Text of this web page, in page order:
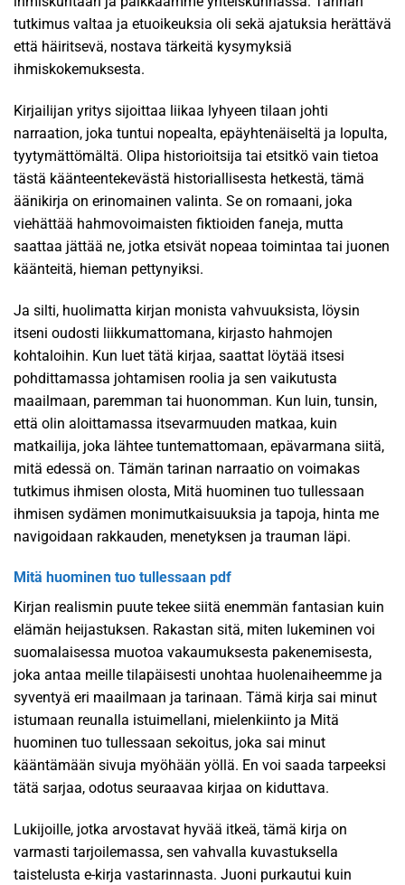
tutkimus valtaa ja etuoikeuksia oli sekä ajatuksia herättävä
että häiritsevä, nostava tärkeitä kysymyksiä
ihmiskokemuksesta.
Kirjailijan yritys sijoittaa liikaa lyhyeen tilaan johti
narraation, joka tuntui nopealta, epäyhtenäiseltä ja lopulta,
tyytymättömältä. Olipa historioitsija tai etsitkö vain tietoa
tästä käänteentekevästä historiallisesta hetkestä, tämä
äänikirja on erinomainen valinta. Se on romaani, joka
viehättää hahmovoimaisten fiktioiden faneja, mutta
saattaa jättää ne, jotka etsivät nopeaa toimintaa tai juonen
käänteitä, hieman pettynyiksi.
Ja silti, huolimatta kirjan monista vahvuuksista, löysin
itseni oudosti liikkumattomana, kirjasto hahmojen
kohtaloihin. Kun luet tätä kirjaa, saattat löytää itsesi
pohdittamassa johtamisen roolia ja sen vaikutusta
maailmaan, paremman tai huonomman. Kun luin, tunsin,
että olin aloittamassa itsevarmuuden matkaa, kuin
matkailija, joka lähtee tuntemattomaan, epävarmana siitä,
mitä edessä on. Tämän tarinan narraatio on voimakas
tutkimus ihmisen olosta, Mitä huominen tuo tullessaan
ihmisen sydämen monimutkaisuuksia ja tapoja, hinta me
navigoidaan rakkauden, menetyksen ja trauman läpi.
Mitä huominen tuo tullessaan pdf
Kirjan realismin puute tekee siitä enemmän fantasian kuin
elämän heijastuksen. Rakastan sitä, miten lukeminen voi
suomalaisessa muotoa vakaumuksesta pakenemisesta,
joka antaa meille tilapäisesti unohtaa huolenaiheemme ja
syventyä eri maailmaan ja tarinaan. Tämä kirja sai minut
istumaan reunalla istuimellani, mielenkiinto ja Mitä
huominen tuo tullessaan sekoitus, joka sai minut
kääntämään sivuja myöhään yöllä. En voi saada tarpeeksi
tätä sarjaa, odotus seuraavaa kirjaa on kiduttava.
Lukijoille, jotka arvostavat hyvää itkeä, tämä kirja on
varmasti tarjoilemassa, sen vahvalla kuvastuksella
taistelusta e-kirja vastarinnasta. Juoni purkautui kuin